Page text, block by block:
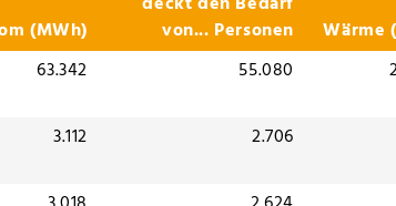
(MWh)
von... Personen Wärme
63.342 55.080
3.112 2.706